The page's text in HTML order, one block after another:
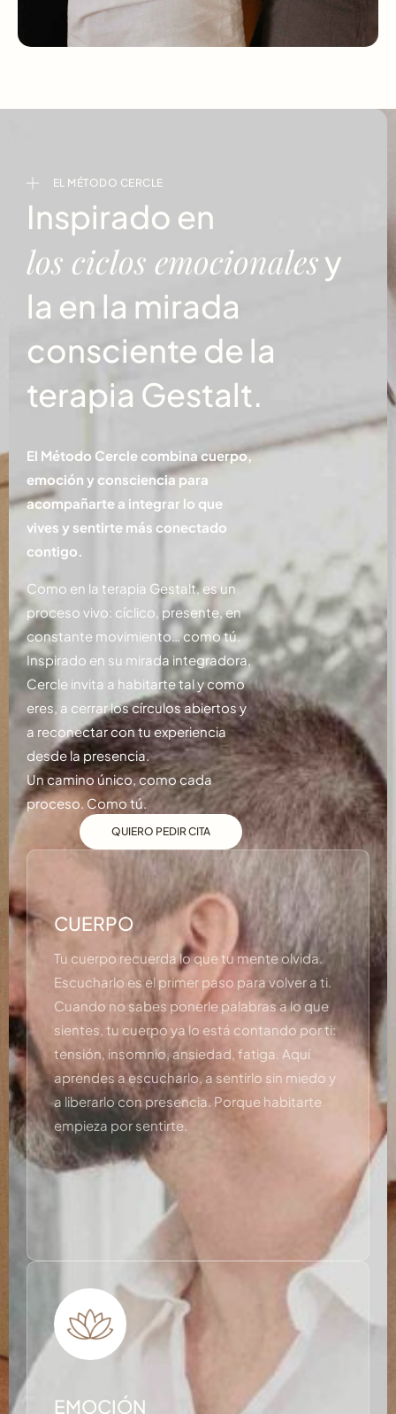
EL MÉTODO CERCLE
Inspirado en
los ciclos emocionalesy
la en la mirada
consciente de la
terapia Gestalt.
El Método Cercle combina cuerpo,
emoción y consciencia para
acompañarte a integrar lo que
vives y sentirte más conectado
contigo.
Como en la terapia Gestalt, es un
proceso vivo: cíclico, presente, en
constante movimiento… como tú.
Inspirado en su mirada integradora,
Cercle invita a habitarte tal y como
eres, a cerrar los círculos abiertos y
a reconectar con tu experiencia
desde la presencia.
Un camino único, como cada
proceso. Como tú.
QUIERO PEDIR CITA
CUERPO
Tu cuerpo recuerda lo que tu mente olvida.
Escucharlo es el primer paso para volver a ti.
Cuando no sabes ponerle palabras a lo que
sientes, tu cuerpo ya lo está contando por ti:
tensión, insomnio, ansiedad, fatiga. Aquí
aprendes a escucharlo, a sentirlo sin miedo y
a liberarlo con presencia. Porque habitarte
empieza por sentirte.
EMOCIÓN